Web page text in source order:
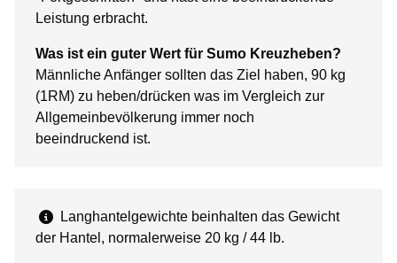
Leistung erbracht.
Was ist ein guter Wert für Sumo Kreuzheben?
Männliche Anfänger sollten das Ziel haben, 90 kg
(1RM) zu heben/drücken was im Vergleich zur
Allgemeinbevölkerung immer noch
beeindruckend ist.
Langhantelgewichte beinhalten das Gewicht
der Hantel, normalerweise 20 kg / 44 lb.